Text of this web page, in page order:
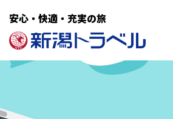
安心・快適・充実の旅